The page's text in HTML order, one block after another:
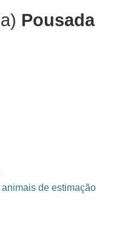
Pousada
de estimação